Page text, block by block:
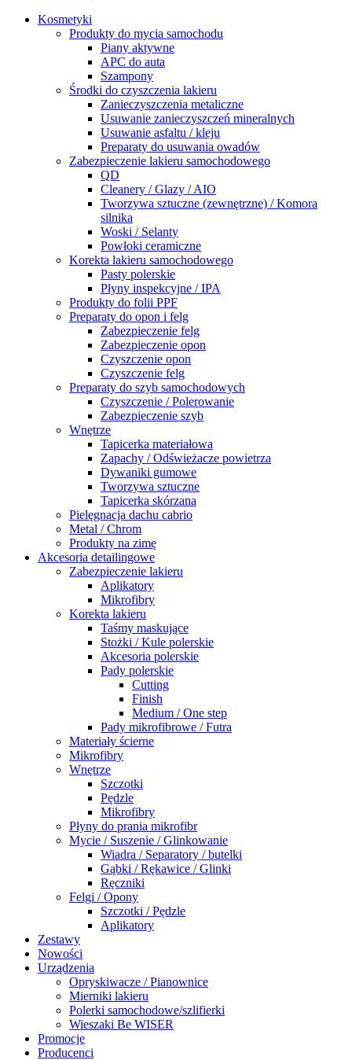
Kosmetyki
Produkty do mycia samochodu
Piany aktywne
APC do auta
Szampony
Środki do czyszczenia lakieru
Zanieczyszczenia metaliczne
Usuwanie zanieczyszczeń mineralnych
Usuwanie asfaltu / kleju
Preparaty do usuwania owadów
Zabezpieczenie lakieru samochodowego
QD
Cleanery / Glazy / AIO
Tworzywa sztuczne (zewnętrzne) / Komora
silnika
Woski / Selanty
Powłoki ceramiczne
Korekta lakieru samochodowego
Pasty polerskie
Płyny inspekcyjne / IPA
Produkty do folii PPF
Preparaty do opon i felg
Zabezpieczenie felg
Zabezpieczenie opon
Czyszczenie opon
Czyszczenie felg
Preparaty do szyb samochodowych
Czyszczenie / Polerowanie
Zabezpieczenie szyb
Wnętrze
Tapicerka materiałowa
Zapachy / Odświeżacze powietrza
Dywaniki gumowe
Tworzywa sztuczne
Tapicerka skórzana
Pielęgnacja dachu cabrio
Metal / Chrom
Produkty na zimę
Akcesoria detailingowe
Zabezpieczenie lakieru
Aplikatory
Mikrofibry
Korekta lakieru
Taśmy maskujące
Stożki / Kule polerskie
Akcesoria polerskie
Pady polerskie
Cutting
Finish
Medium / One step
Pady mikrofibrowe / Futra
Materiały ścierne
Mikrofibry
Wnętrze
Szczotki
Pędzle
Mikrofibry
Płyny do prania mikrofibr
Mycie / Suszenie / Glinkowanie
Wiadra / Separatory / butelki
Gąbki / Rękawice / Glinki
Ręczniki
Felgi / Opony
Szczotki / Pędzle
Aplikatory
Zestawy
Nowości
Urządzenia
Opryskiwacze / Pianownice
Mierniki lakieru
Polerki samochodowe/szlifierki
Wieszaki Be WISER
Promocje
Producenci